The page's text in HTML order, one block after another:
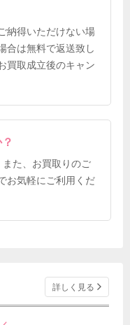
納得いただけない場
合は無料で返送致し
買取成立後のキャン
た、お買取りのご
お気軽にご利用くだ
詳しく見る